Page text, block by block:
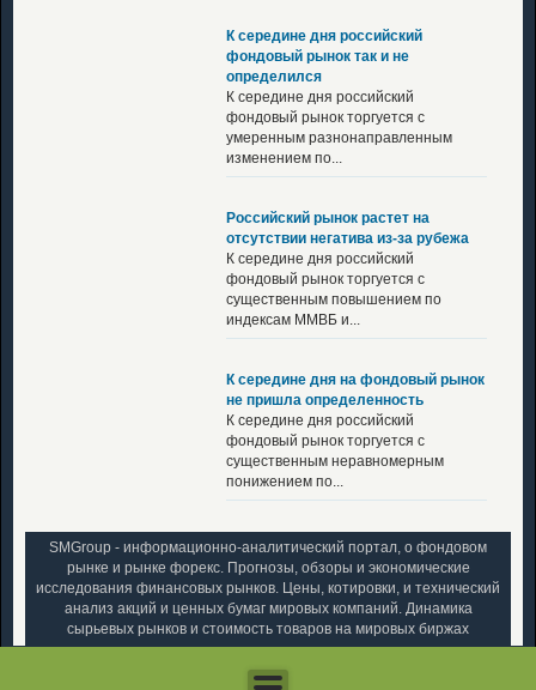
К середине дня российский
фондовый рынок так и не
определился
К середине дня российский
фондовый рынок торгуется с
умеренным разнонаправленным
изменением по...
Российский рынок растет на
отсутствии негатива из-за рубежа
К середине дня российский
фондовый рынок торгуется с
существенным повышением по
индексам ММВБ и...
К середине дня на фондовый рынок
не пришла определенность
К середине дня российский
фондовый рынок торгуется с
существенным неравномерным
понижением по...
SMGroup - информационно-аналитический портал, о фондовом
рынке и рынке форекс. Прогнозы, обзоры и экономические
исследования финансовых рынков. Цены, котировки, и технический
анализ акций и ценных бумаг мировых компаний. Динамика
сырьевых рынков и стоимость товаров на мировых биржах